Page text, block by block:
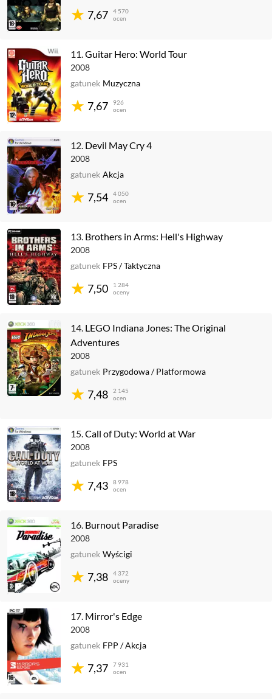
7,67
4 570
ocen
11.Guitar Hero: World Tour
2008
7,67
926
ocen
gatunek Muzyczna
12. Devil May Cry 4
2008
7,54
4 050
ocen
gatunek Akcja
13. Brothers in Arms: Hell's Highway
2008
7,50
1 284
oceny
gatunek FPS/Taktyczna
14. LEGO Indiana Jones: The Original
Adventures
2008
7,48
2 145
ocen
gatunek Przygodowa/Platformowa
15.Call of Duty: World at War
2008
7,43
8 978
ocen
gatunek FPS
16. Burnout Paradise
2008
7,38
4 372
oceny
gatunek Wyścigi
17. Mirror's Edge
2008
7,37
7 931
ocen
gatunek FPP /Akcja